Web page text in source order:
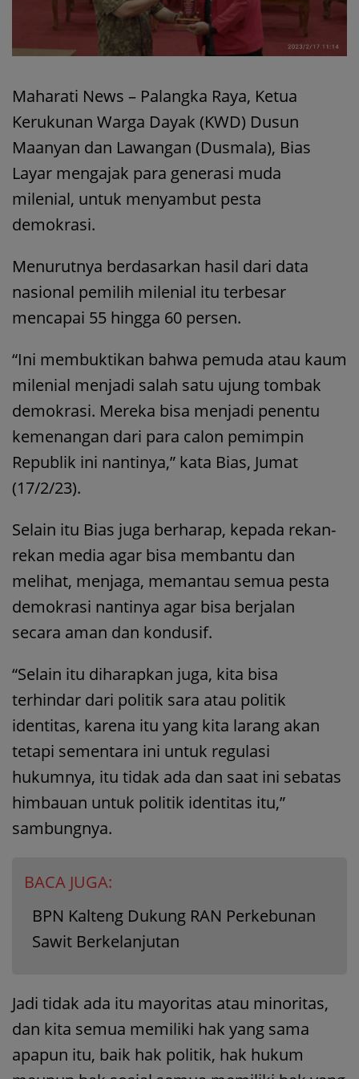
Maharati News – Palangka Raya, Ketua
Kerukunan Warga Dayak (KWD) Dusun
Maanyan dan Lawangan (Dusmala), Bias
Layar mengajak para generasi muda
milenial, untuk menyambut pesta
demokrasi.
Menurutnya berdasarkan hasil dari data
nasional pemilih milenial itu terbesar
mencapai 55 hingga 60 persen.
“Ini membuktikan bahwa pemuda atau kaum
milenial menjadi salah satu ujung tombak
demokrasi. Mereka bisa menjadi penentu
kemenangan dari para calon pemimpin
Republik ini nantinya,” kata Bias, Jumat
(17/2/23).
Selain itu Bias juga berharap, kepada rekan-
rekan media agar bisa membantu dan
melihat, menjaga, memantau semua pesta
demokrasi nantinya agar bisa berjalan
secara aman dan kondusif.
“Selain itu diharapkan juga, kita bisa
terhindar dari politik sara atau politik
identitas, karena itu yang kita larang akan
tetapi sementara ini untuk regulasi
hukumnya, itu tidak ada dan saat ini sebatas
himbauan untuk politik identitas itu,”
sambungnya.
BACA JUGA:
BPN Kalteng Dukung RAN Perkebunan
Sawit Berkelanjutan
Jadi tidak ada itu mayoritas atau minoritas,
dan kita semua memiliki hak yang sama
apapun itu, baik hak politik, hak hukum